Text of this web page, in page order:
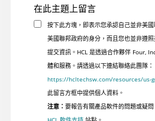
在此主題上留言
按下此方塊，即表示您承認自己並非美
美國聯邦政府的身分，而且您也並非遵
提交資訊。HCL 是透過合作夥伴 Four,
體和服務。請透過以下連結聯絡此團隊：
https://hcltechsw.com/resources/us-
此留言方框中提供個人資料。
注意： 要報告有關產品軟件的問題或疑